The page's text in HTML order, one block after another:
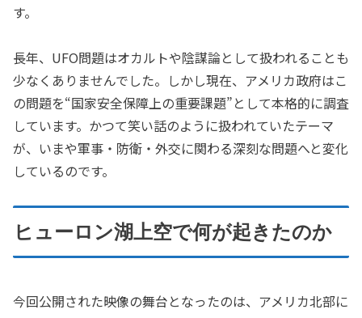
す。
長年、UFO問題はオカルトや陰謀論として扱われることも
少なくありませんでした。しかし現在、アメリカ政府はこ
の問題を“国家安全保障上の重要課題”として本格的に調査
しています。かつて笑い話のように扱われていたテーマ
が、いまや軍事・防衛・外交に関わる深刻な問題へと変化
しているのです。
ヒューロン湖上空で何が起きたのか
今回公開された映像の舞台となったのは、アメリカ北部に